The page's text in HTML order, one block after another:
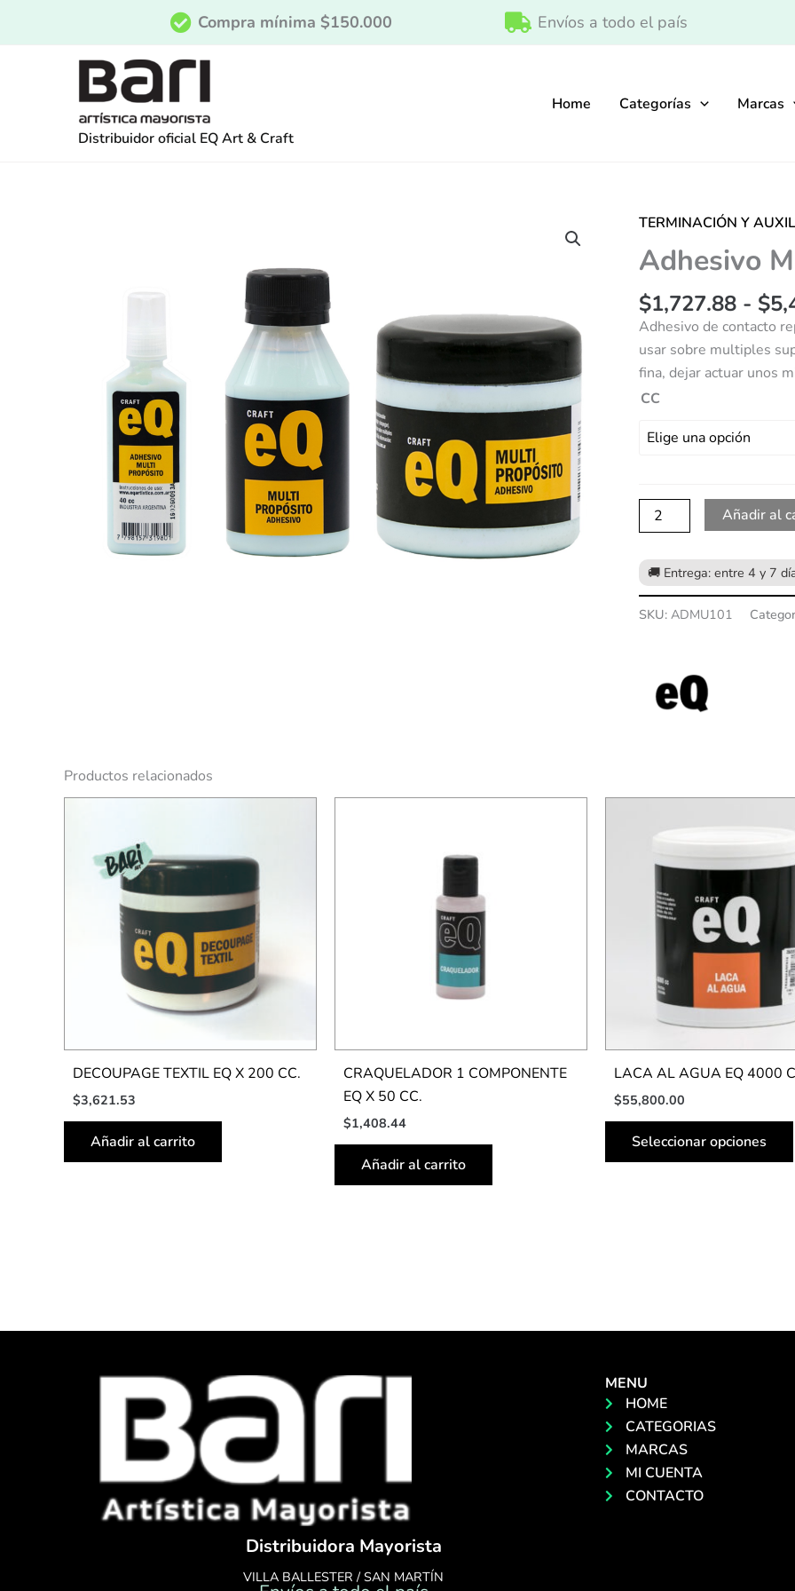
Compra mínima $150.000 Envíos a todo el país
Distribuidor oficial EQ Art & Craft
Home Categorías Marcas
TERMINACIÓN Y
Adhesivo
$1,727.88 - $
Adhesivo de contacto
usar sobre multiples
fina, dejar actuar unos
CC
Adhesivo
Multiproposito
EQ
cantidad
Añadir al
SKU: ADMU101
Productos relacionados
DECOUPAGE TEXTIL EQ X 200 CC.
$3,621.53
Añadir al carrito
CRAQUELADOR 1 COMPONENTE
EQ X 50 CC.
$1,408.44
Añadir al carrito
LACA AL AGUA EQ 4000
$55,800.00
Seleccionar opciones
Distribuidora Mayorista
VILLA BALLESTER / SAN MARTÍN
MENU
HOME
CATEGORIAS
MARCAS
MI CUENTA
CONTACTO